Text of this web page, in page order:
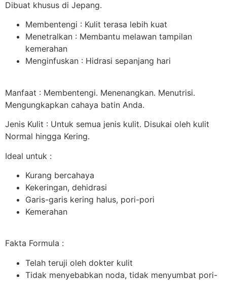
Dibuat khusus di Jepang.
Membentengi : Kulit terasa lebih kuat
Menetralkan : Membantu melawan tampilan
kemerahan
Menginfuskan : Hidrasi sepanjang hari
Manfaat : Membentengi. Menenangkan. Menutrisi.
Mengungkapkan cahaya batin Anda.
Jenis Kulit : Untuk semua jenis kulit. Disukai oleh kulit
Normal hingga Kering.
Ideal untuk :
Kurang bercahaya
Kekeringan, dehidrasi
Garis-garis kering halus, pori-pori
Kemerahan
Fakta Formula :
Telah teruji oleh dokter kulit
Tidak menyebabkan noda, tidak menyumbat pori-